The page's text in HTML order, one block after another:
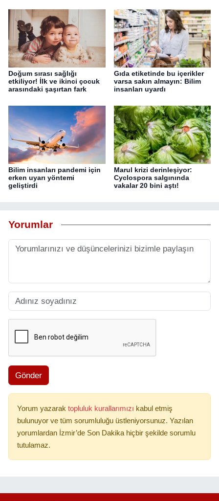
Doğum sırası sağlığı
etkiliyor! İlk ve ikinci çocuk
arasındaki şaşırtan fark
Gıda etiketinde bu içerikler
varsa sakın almayın: Bilim
insanları uyardı
Bilim insanları pandemi için
erken uyarı yöntemi
geliştirdi
Marul krizi derinleşiyor:
Cyclospora salgınında
vakalar 20 bini aştı!
Yorumlar
Gönder
Yorum yazarak topluluk kurallarımızı kabul etmiş
bulunuyor ve tüm sorumluluğu üstleniyorsunuz. Yazılan
yorumlardan İzmir’de Son Dakika hiçbir şekilde sorumlu
tutulamaz.